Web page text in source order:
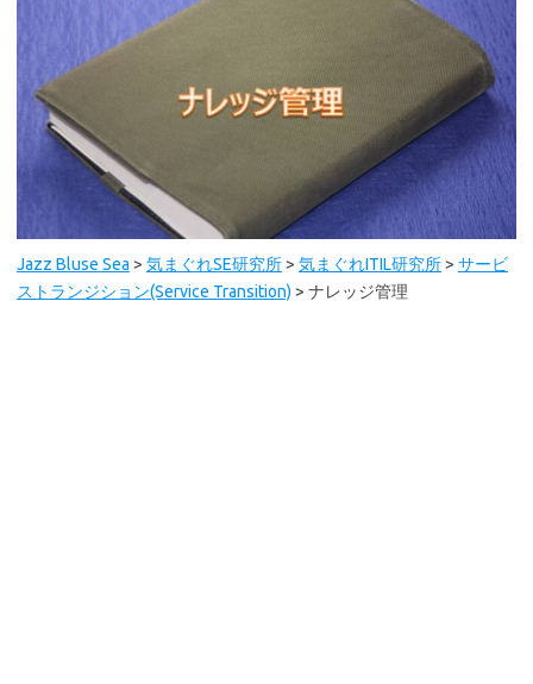
Jazz Bluse Sea > 気まぐれSE研究所> 気まぐれITIL研究所> サービ
ストランジション(Service Transition) > ナレッジ管理